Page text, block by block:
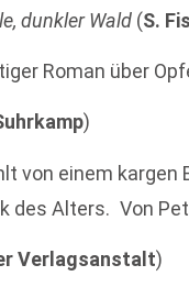
dunkler Wald (S.
Roman über
)
von einem kargen
des Alters. Von
Verlagsanstalt)